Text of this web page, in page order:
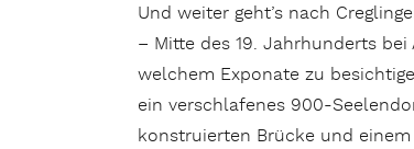
Und weiter geht’s nach
– Mitte des 19. Jahrhunderts
welchem Exponate zu
ein verschlafenes 900-
konstruierten Brücke und